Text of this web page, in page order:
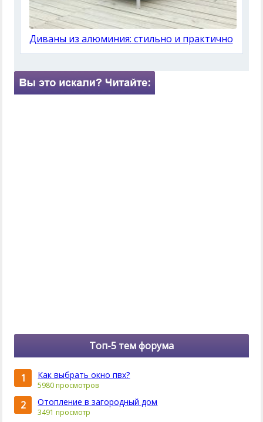
Диваны из алюминия: стильно и практично
Топ-5 тем форума
1 Как выбрать окно пвх?
5980 просмотров
2 Отопление в загородный дом
3491 просмотр